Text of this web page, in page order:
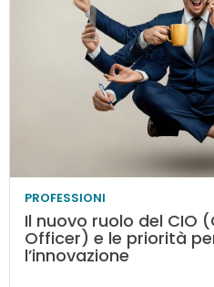
PROFESSIONI
Il nuovo ruolo del CIO
Officer) e le priorità
l’innovazione